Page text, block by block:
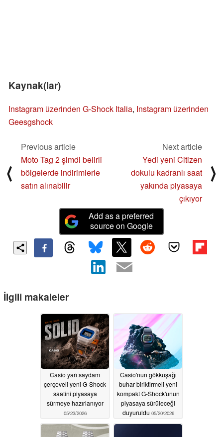
Kaynak(lar)
Instagram üzerinden G-Shock Italia, Instagram üzerinden
Geesgshock
⟨
Previous article
Moto Tag 2 şimdi belirli
bölgelerde indirimlerle
satın alınabilir
Next article
Yedi yeni Citizen
dokulu kadranlı saat
yakında piyasaya
çıkıyor
⟩
Add as a preferred
source on Google
İlgili makaleler
Casio yarı saydam
çerçeveli yeni G-Shock
saatini piyasaya
sürmeye hazırlanıyor
05/23/2026
Casio'nun gökkuşağı
buhar biriktirmeli yeni
kompakt G-Shock'unun
piyasaya sürüleceği
duyuruldu 05/20/2026